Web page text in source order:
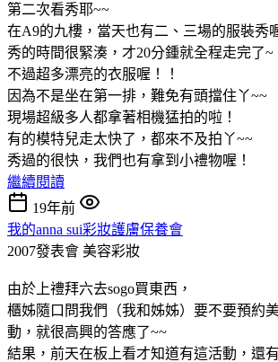
第二次看秀耶~~
在A9的九樓，當天也有二、三場的服裝秀
秀的時間很緊湊，才20分鍾就全程走完了~
不過超多漂亮的衣服喔！！
因為不是坐在第一排，難免有頭擋住丫~~
現場超級多人都拿著相機猛拍的啦！
有的模特兒走太快了，都來不及拍丫~~
秀過的很快，我們也有拿到小禮物喔！
繼續閱讀
19年前
我的anna sui彩妝護膚保養會
2007發表會 美容彩妝
由於上禮拜六去sogo買東西，
櫃姊隨口問我們（我和姊姊）要不要預約
動，就很高興的答應了~~
結果，前天在板上看才知道有這活動，還